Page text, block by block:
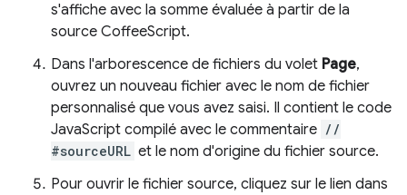
s'affiche avec la somme évaluée à partir de la
source CoffeeScript.
Dans l'arborescence de fichiers du volet Page,
ouvrez un nouveau fichier avec le nom de fichier
personnalisé que vous avez saisi. Il contient le code
JavaScript compilé avec le commentaire //
#sourceURL et le nom d'origine du fichier source.
Pour ouvrir le fichier source, cliquez sur le lien dans